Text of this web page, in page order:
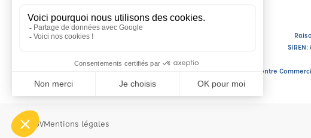
Siège social : Centre
CGVMentions légales